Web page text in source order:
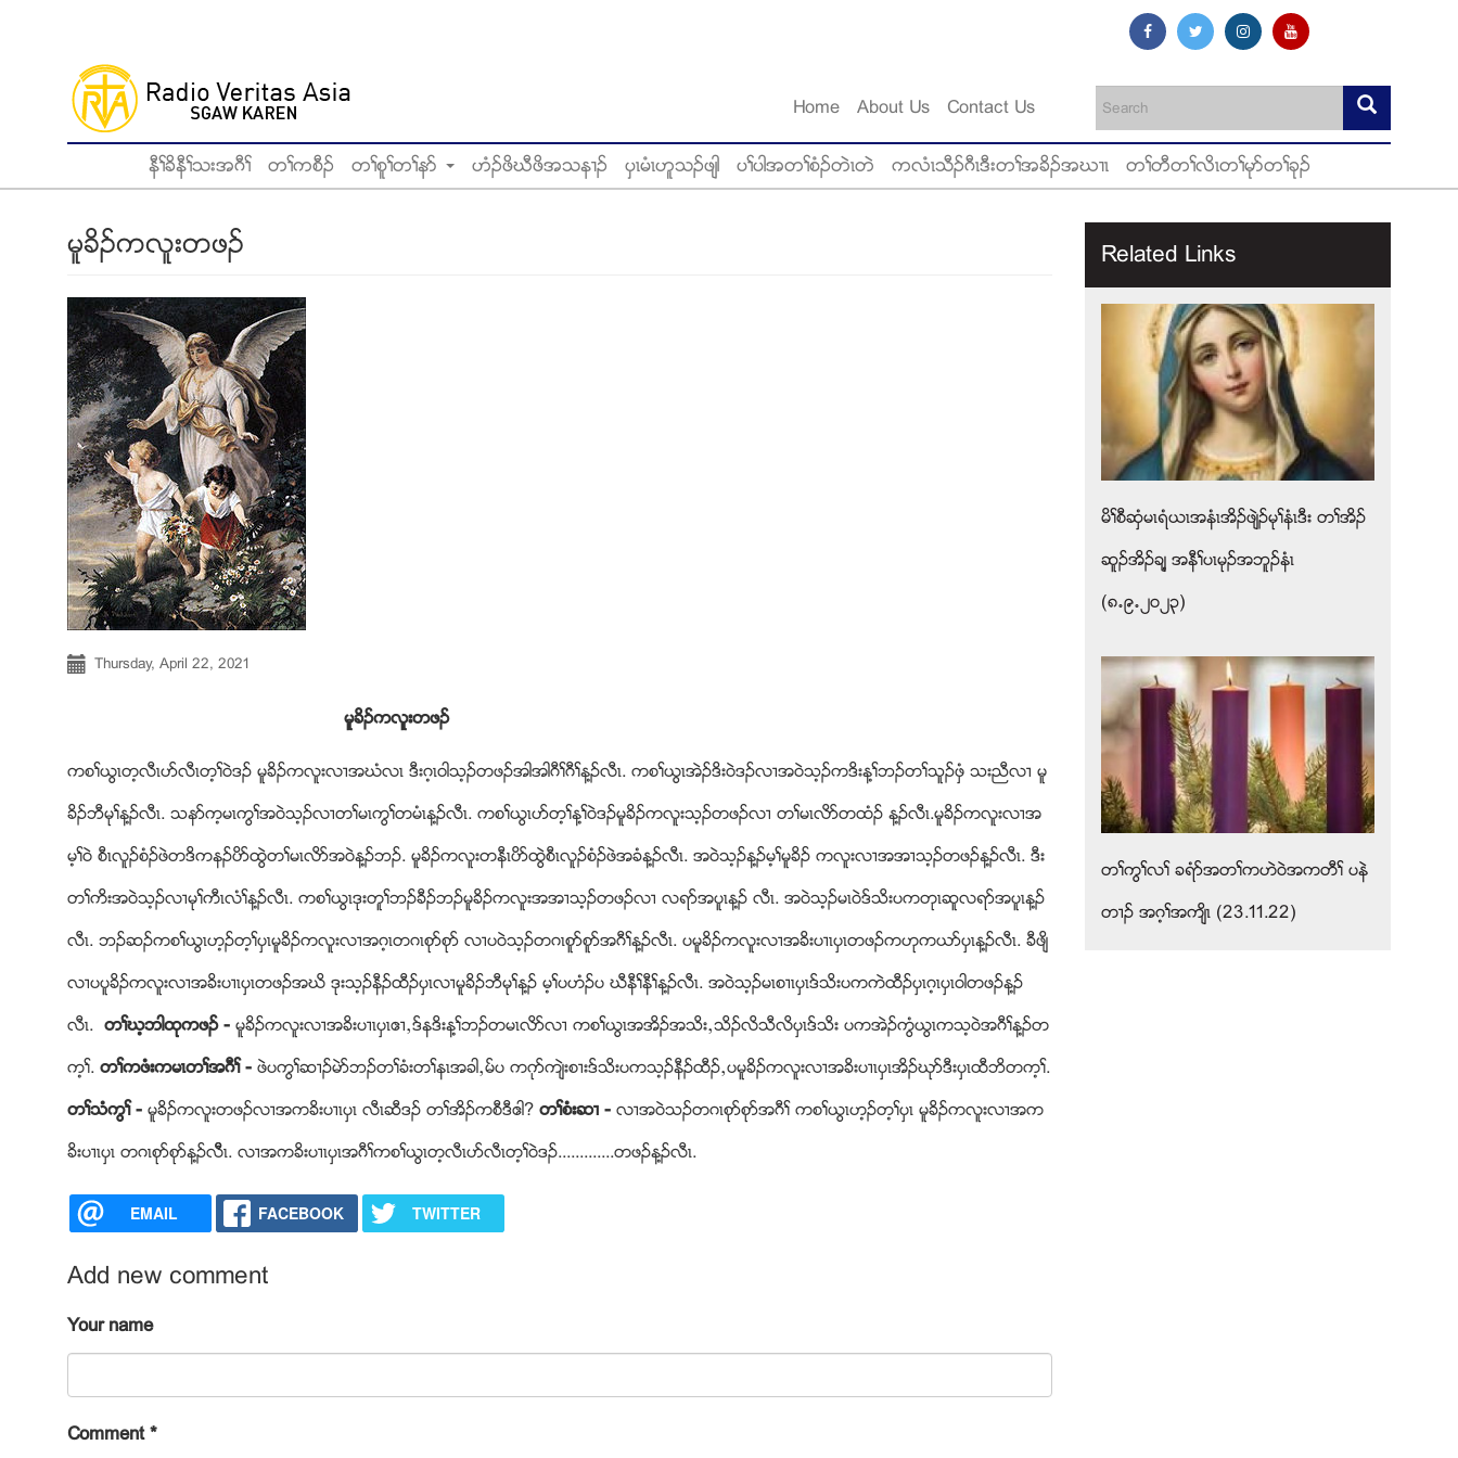
Home About Us Contact Us
နီႈခိနီႈသးအဂီႈ တႈကစီဥ တႈစူႈတႈနဏ ဟံဥဖိဃီဖိအသန႕ဥ ပွၚမံၚဟူသဥဖ်ါ ပႈပါအတႈစံဥတဲၚတဲ ကလံၚသီဥဂီၚဒီးတႈအခိဥအဃ႕ၚ တႈတီတႈလိၚတႈမုဏတႈခုဥ
မူခိဥကလူးတဖဥ
Thursday, April 22, 2021
မူခိဥကလူးတဖဥ
ကစႈဎြၚတ့လီၚပဏလီၚတ့ႈ၀ဲဒဥ မူခိဥကလူးလ႕အဃံလၚ ဒီးဂ့ၚ၀ါသ့ဥတဖဥအါအါဂီႈဂီႈန႔ဥလီၚ. ကစႈဎြၚအဲဥဒိး၀ဲဒဥလ႕အ၀ဲသ့ဥကဒိးန႔ႈဘဥတႈသူဥဖွံ သးညီလ႕ မူ
ခိဥဘီမုႈန႔ဥလီၚ. သနဏက့မၚကြႈအ၀ဲသ့ဥလ႕တႈမၚကြႈတမံၚန႔ဥလီၚ. ကစႈဎြၚပဏတ့ႈန႔ႈ၀ဲဒဥမူခိဥကလူးသ့ဥတဖဥလ႕ တႈမၚလိဏတထံဥ န႔ဥလီၚ.မူခိဥကလူးလ႕အ
မ့ႈ၀ဲ စီၚလူဥစံဥဖဲတဒိကနဥပိဏထြဲတႈမၚလိဏအ၀ဲန႔ဥဘဥ. မူခိဥကလူးတနီၚပိဏထြဲစီၚလူဥစံဥဖဲအခံန႔ဥလီၚ. အ၀ဲသ့ဥန႔ဥမ့ႈမူခိဥ ကလူးလ႕အအ႕သ့ဥတဖဥန႔ဥလီၚ. ဒီး
တႈကိးအ၀ဲသ့ဥလ႕မုႈကီၚလံႈန႔ဥလီၚ. ကစႈဎြၚဒုးတူႈဘဥခီဥဘဥမူခိဥကလူးအအ႕သ့ဥတဖဥလ႕ လရဏအပူၚန႔ဥ လီၚ. အ၀ဲသ့ဥမၚ၀ဲဒ္သိးပကတုၚဆူလရဏအပူၚန႔ဥ
လီၚ. ဘဥဆဥကစႈဎြၚဟ့ဥတ့ႈပွၚမူခိဥကလူးလ႕အဂ့ၚတဂၚစုဏစုဏ လ႕ပ၀ဲသ့ဥတဂၚစူဏစူဏအဂီႈန႔ဥလီၚ. ပမူခိဥကလူးလ႕အခိးပ႕ၚပွၚတဖဥကဟုကဎဏပွၚန႔ဥလီၚ. ခီဖ်ိ
လ႕ပပူခိဥကလူးလ႕အခိးပ႕ၚပွၚတဖဥအဃိ ဒုးသ့ဥနီဥထီဥပွၚလ႕မူခိဥဘီမုႈန႔ဥ မ့ႈပဟံဥပ ဃီနီႈနီႈန႔ဥလီၚ. အ၀ဲသ့ဥမၚစ႕ၚပွၚဒ္သိးပကကဲထီဥပွၚဂ့ၚပွၚ၀ါတဖဥန႔ဥ
လီၚ. တႈဃ့ဘါထုကဖဥ - မူခိဥကလူးလ႕အခိးပ႕ၚပွၚဧ႕ယဒ္နဒိးန႔ႈဘဥတမၚလိဏလ႕ ကစႈဎြၚအအိဥအသိးယသိဥလိသီလိပွၚဒ္သိး ပကအဲဥကြံဎြၚကသ့၀ဲအဂီႈန႔ဥတ
က့ႈ. တႈကဖံးကမၚတႈအဂီႈ - ဖဲပကြႈဆ႕ဥမဲဏဘဥတႈခံးတႈနၚအခါယမ္ပ ကဂုဏက်ဲးစ႕းဒ္သိးပကသ့ဥနီဥထီဥယပမူခိဥကလူးလ႕အခိးပ႕ၚပွၚအိဥဃုဏဒီးပွၚထီဘိတက့ႈ.
တႈသံကြႈ - မူခိဥကလူးတဖဥလ႕အကခိးပ႕ၚပွၚ လီၚဆီဒဥ တႈအိဥကစီဒီဧါ? တႈစံးဆ႕ - လ႕အ၀ဲသဥတဂၚစုဏစုဏအဂီႈ ကစႈဎြၚဟ့ဥတ့ႈပွၚ မူခိဥကလူးလ႕အက
ခိးပ႕ၚပွၚ တဂၚစုဏစုဏန႔ဥလီီၚ. လ႕အကခိးပ႕ၚပွၚအဂီႈကစႈဎြၚတ့လီၚပဏလီၚတ့ႈ၀ဲဒဥ.............တဖဥန႔ဥလီၚ.
EMAIL FACEBOOK TWITTER
Add new comment
Your name
Comment*
Related Links
မိႈစီဆွံမၚရံဎၚအနံၚအိဥဖ်ဲဥမုႈနံၚဒီး တႈအိဥ
ဆူဥအိဥခ်႔ အနီႈပၚမုဥအဘူဥနံၚ
(၈’၉’၂၀၂၃)
တႈကြႈလႈ ခရံဏအတႈကဟဲ၀ဲအကတီႈ ပနဲ
တ႕ဥ အဂ့ႈအက်ိၚ (23.11.22)